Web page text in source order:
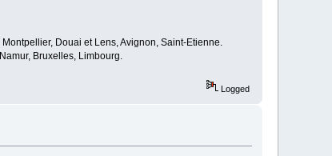
Douai et Lens, Avignon, Saint-Etienne.
Bruxelles, Limbourg.
Logged